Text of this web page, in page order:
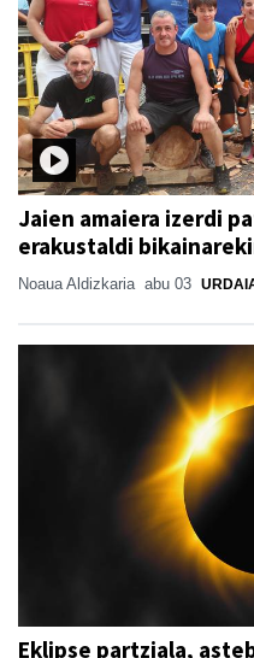
Jaien amaiera izerdi
erakustaldi
Noaua Aldizkaria abu 03
Eklipse partziala,